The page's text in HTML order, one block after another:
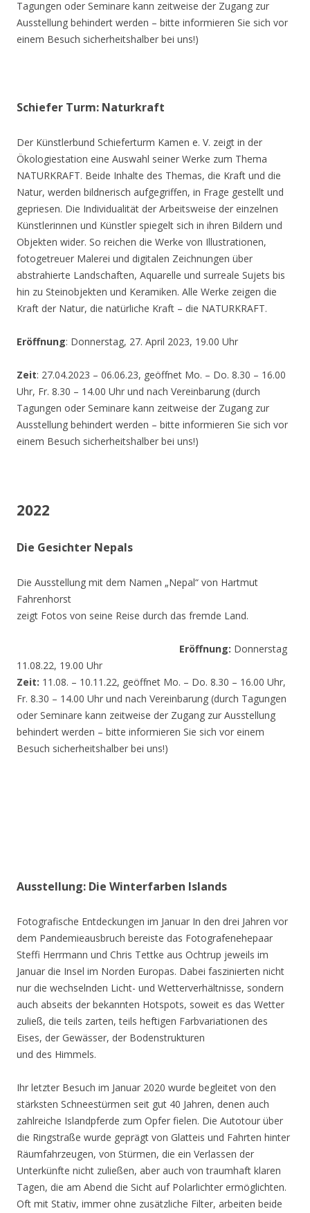
Tagungen oder Seminare kann zeitweise der Zugang zur
Ausstellung behindert werden – bitte informieren Sie sich vor
einem Besuch sicherheitshalber bei uns!)
Schiefer Turm: Naturkraft
Der Künstlerbund Schieferturm Kamen e. V. zeigt in der
Ökologiestation eine Auswahl seiner Werke zum Thema
NATURKRAFT. Beide Inhalte des Themas, die Kraft und die
Natur, werden bildnerisch aufgegriffen, in Frage gestellt und
gepriesen. Die Individualität der Arbeitsweise der einzelnen
Künstlerinnen und Künstler spiegelt sich in ihren Bildern und
Objekten wider. So reichen die Werke von Illustrationen,
fotogetreuer Malerei und digitalen Zeichnungen über
abstrahierte Landschaften, Aquarelle und surreale Sujets bis
hin zu Steinobjekten und Keramiken. Alle Werke zeigen die
Kraft der Natur, die natürliche Kraft – die NATURKRAFT.
Eröffnung: Donnerstag, 27. April 2023, 19.00 Uhr
Zeit: 27.04.2023 – 06.06.23, geöffnet Mo. – Do. 8.30 – 16.00
Uhr, Fr. 8.30 – 14.00 Uhr und nach Vereinbarung (durch
Tagungen oder Seminare kann zeitweise der Zugang zur
Ausstellung behindert werden – bitte informieren Sie sich vor
einem Besuch sicherheitshalber bei uns!)
2022
Die Gesichter Nepals
Die Ausstellung mit dem Namen „Nepal“ von Hartmut
Fahrenhorst
zeigt Fotos von seine Reise durch das fremde Land.
Eröffnung: Donnerstag
11.08.22, 19.00 Uhr
Zeit: 11.08. – 10.11.22, geöffnet Mo. – Do. 8.30 – 16.00 Uhr,
Fr. 8.30 – 14.00 Uhr und nach Vereinbarung (durch Tagungen
oder Seminare kann zeitweise der Zugang zur Ausstellung
behindert werden – bitte informieren Sie sich vor einem
Besuch sicherheitshalber bei uns!)
Ausstellung: Die Winterfarben Islands
Fotografische Entdeckungen im Januar In den drei Jahren vor
dem Pandemieausbruch bereiste das Fotografenehepaar
Steffi Herrmann und Chris Tettke aus Ochtrup jeweils im
Januar die Insel im Norden Europas. Dabei faszinierten nicht
nur die wechselnden Licht- und Wetterverhältnisse, sondern
auch abseits der bekannten Hotspots, soweit es das Wetter
zuließ, die teils zarten, teils heftigen Farbvariationen des
Eises, der Gewässer, der Bodenstrukturen
und des Himmels.
Ihr letzter Besuch im Januar 2020 wurde begleitet von den
stärksten Schneestürmen seit gut 40 Jahren, denen auch
zahlreiche Islandpferde zum Opfer fielen. Die Autotour über
die Ringstraße wurde geprägt von Glatteis und Fahrten hinter
Räumfahrzeugen, von Stürmen, die ein Verlassen der
Unterkünfte nicht zuließen, aber auch von traumhaft klaren
Tagen, die am Abend die Sicht auf Polarlichter ermöglichten.
Oft mit Stativ, immer ohne zusätzliche Filter, arbeiten beide